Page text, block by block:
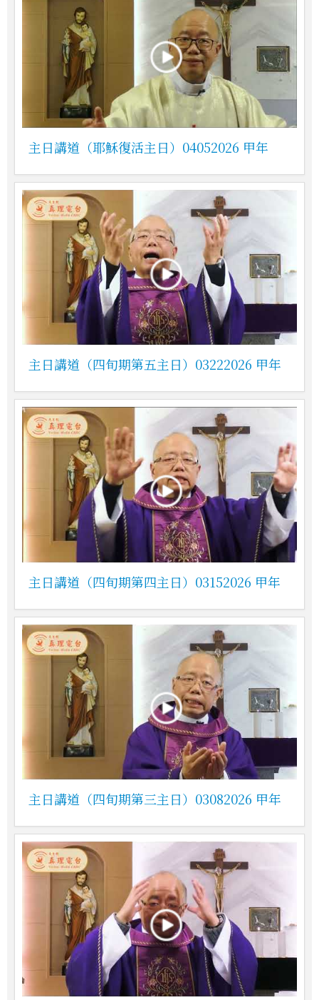
主日講道（耶穌復活主日）04052026 甲年
主日講道（四旬期第五主日）03222026 甲年
主日講道（四旬期第四主日）03152026 甲年
主日講道（四旬期第三主日）03082026 甲年